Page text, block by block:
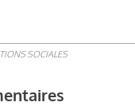
SOCIALES